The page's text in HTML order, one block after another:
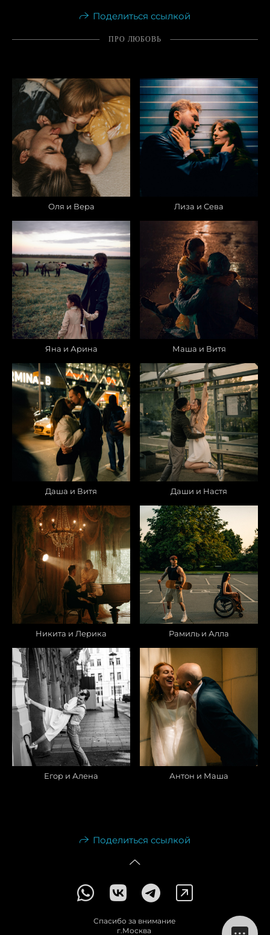
Поделиться ссылкой
ПРО ЛЮБОВЬ
Оля и Вера Лиза и Сева
Яна и Арина Маша и Витя
Даша и Витя Даши и Настя
Никита и Лерика Рамиль и Алла
Егор и Алена Антон и Маша
Поделиться ссылкой
Спасибо за внимание
г.Москва